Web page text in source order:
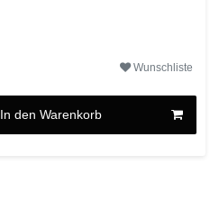
Wunschliste
In den Warenkorb